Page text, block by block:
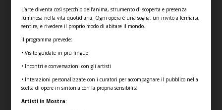
L’arte diventa così specchio dell’anima, strumento di scoperta e presenza
luminosa nella vita quotidiana. Ogni opera è una soglia, un invito a fermarsi,
sentire, e rivedere il proprio modo di abitare il mondo.
Il programma prevede:
• Visite guidate in più lingue
• Incontri e conversazioni con gli artisti
• Interazioni personalizzate con i curatori per accompagnare il pubblico nella
scelta di opere in sintonia con la propria sensibilità
Artisti in Mostra: